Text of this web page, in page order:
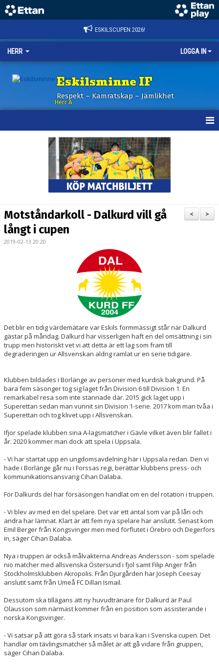
ESKILSCUPEN 2026!
HERR LOGGA IN
Eskilsminne IF
Respekt – Kamratskap – Jämlikhet
Herr A
BILDGALLERI
KONTAKT
>
<
Motståndarkoll - Dalkurd vill gå
långt i cupen
2019-02-13 20:20
Det blir en tidig värdemätare var Eskils formmässigt står när Dalkurd
gästar på måndag. Dalkurd har visserligen haft en del omsättning i sin
trupp men historiskt vet vi att detta är ett lag som fram till
degraderingen ur Allsvenskan aldrig ramlat ur en serie tidigare.
Klubben bildades i Borlänge av personer med kurdisk bakgrund. På
bara fem säsonger tog sig laget från Division 6 till Division 1. En
remarkabel resa som inte stannade där. 2015 gick laget upp i
Superettan sedan man vunnit sin Division 1-serie. 2017 kom man tvåa i
Superettan och tog klivet upp i Allsvenskan.
Ifjor spelade klubben sina A-lagsmatcher i Gävle vilket även blir fallet i
år. 2020 kommer man dock att spela i Uppsala.
- Vi har startat upp en ungdomsavdelning här i Uppsala redan. Den vi
hade i Borlänge går nu i Forssas regi, berättar klubbens press- och
kommunikationsansvarig Cihan Dalaba.
För Dalkurds del har försäsongen handlat om en del rotation i truppen.
- Vi blev av med en del spelare. Det var ett antal som var på lån och
andra har lämnat. Klart är att fem nya spelare har anslutit. Senast kom
Emil Berger från Kongsvinger men med förflutet i Örebro och Degerfors
in, säger Cihan Dalaba.
Nya i truppen är också målvakterna Andreas Andersson - som spelade
nio matcher med allsvenska Östersund i fjol samt Filip Anger från
Stockholmsklubben Akropolis. Från Djurgården har Joseph Ceesay
anslutit samt från Umeå FC Dillan Ismail.
Dessutom ska tillägans att ny huvudtränare för Dalkurd är Paul
Olausson som närmast kommer från en position som assisterande i
norska Kongsvinger.
- Vi satsar på att göra så stark insats vi bara kan i Svenska cupen. Det
handlar om tävlingsmatcher så målet är att gå vidare från gruppen,
säger Cihan Dalaba.